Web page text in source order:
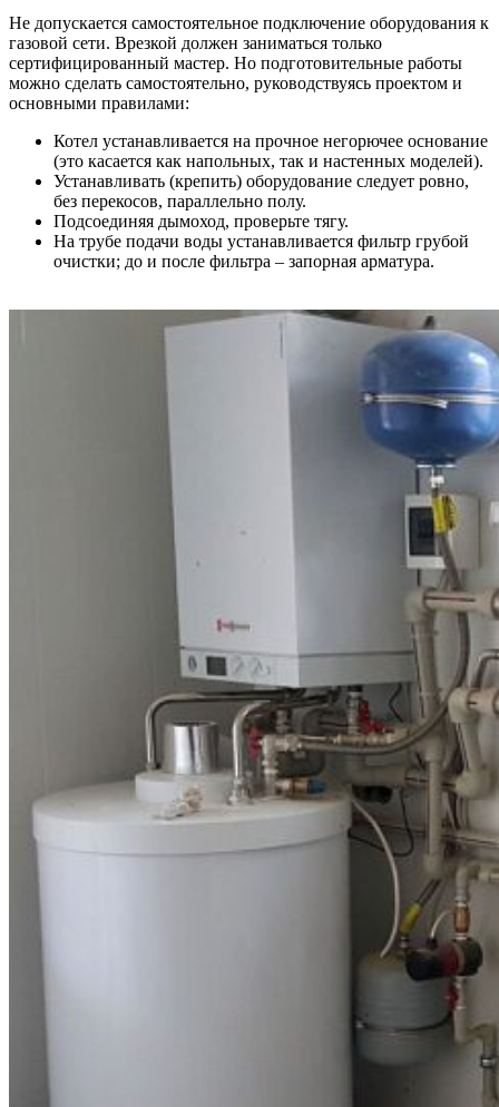
Не допускается самостоятельное подключение оборудования к
газовой сети. Врезкой должен заниматься только
сертифицированный мастер. Но подготовительные работы
можно сделать самостоятельно, руководствуясь проектом и
основными правилами:
Котел устанавливается на прочное негорючее основание
(это касается как напольных, так и настенных моделей).
Устанавливать (крепить) оборудование следует ровно,
без перекосов, параллельно полу.
Подсоединяя дымоход, проверьте тягу.
На трубе подачи воды устанавливается фильтр грубой
очистки; до и после фильтра – запорная арматура.